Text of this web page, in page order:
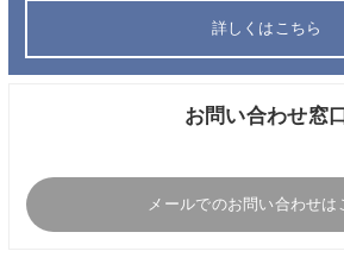
詳しくはこちら
お問い合わせ窓口
メールでのお問い合わせは